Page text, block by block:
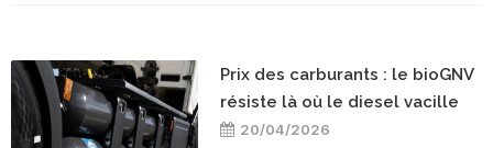
Prix des carburants : le bioGNV
résiste là où le diesel vacille
20/04/2026